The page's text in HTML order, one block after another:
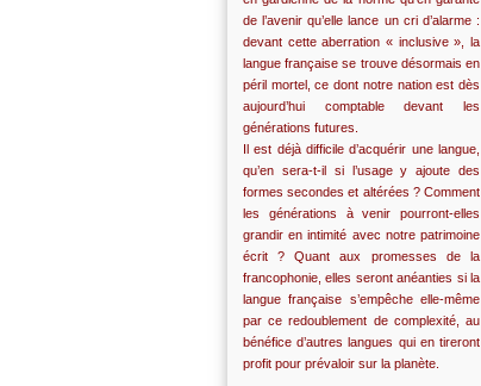
de l’avenir qu’elle lance un cri d’alarme :
devant cette aberration « inclusive », la
langue française se trouve désormais en
péril mortel, ce dont notre nation est dès
aujourd’hui comptable devant les
générations futures.
Il est déjà difficile d’acquérir une langue,
qu’en sera-t-il si l’usage y ajoute des
formes secondes et altérées ? Comment
les générations à venir pourront-elles
grandir en intimité avec notre patrimoine
écrit ? Quant aux promesses de la
francophonie, elles seront anéanties si la
langue française s’empêche elle-même
par ce redoublement de complexité, au
bénéfice d’autres langues qui en tireront
profit pour prévaloir sur la planète.